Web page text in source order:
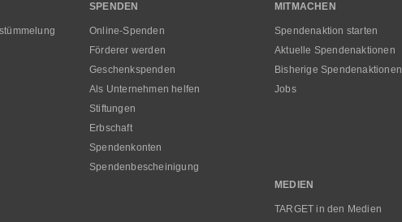
SPENDEN
Online-Spenden
Förderer werden
Geschenkspenden
Als Unternehmen helfen
Stiftungen
Erbschaft
Spendenkonten
Spendenbescheinigung
MITMACHEN
Spendenaktion starten
Aktuelle Spendenaktionen
Bisherige Spendenaktionen
Jobs
MEDIEN
TARGET in den Medien